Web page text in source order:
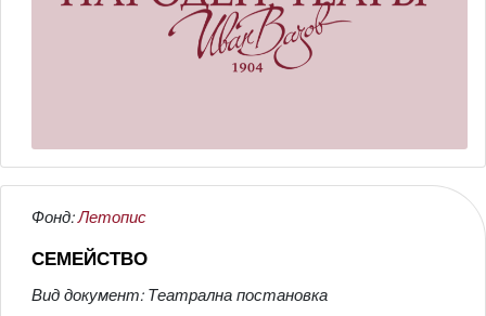
Фонд:Летопис
СЕМЕЙСТВО
Вид документ: Театрална постановка